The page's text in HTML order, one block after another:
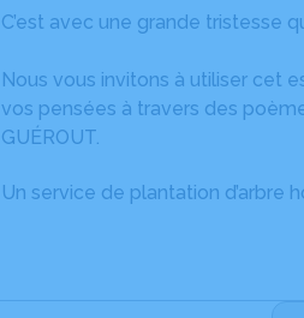
C’est avec une grande tristesse
Nous vous invitons à utiliser cet
vos pensées à travers des
GUÉROUT.
Un service de plantation d’arbre